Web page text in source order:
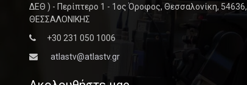
ΔΕΘ ) - Περίπτερο 1 - 1ος Όροφος, Θεσσαλονίκη, 54636,
ΘΕΣΣΑΛΟΝΙΚΗΣ
+30 231 050 1006
atlastv@atlastv.gr